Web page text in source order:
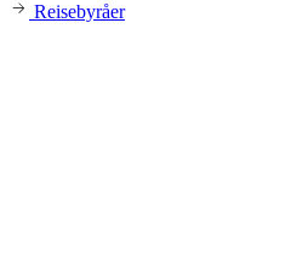
Reisebyråer